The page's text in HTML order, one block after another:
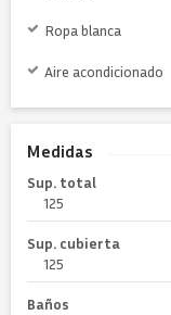
Ropa blanca
Aire acondicionado
Medidas
Sup. total
125
Sup. cubierta
125
Baños